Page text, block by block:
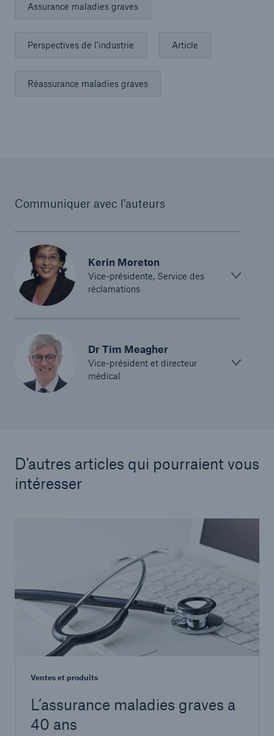
Assurance maladies graves
Perspectives de l’industrie Article
Réassurance maladies graves
Communiquer avec l’auteurs
Kerin Moreton
Vice-présidente, Service des
réclamations
Dr Tim Meagher
Vice-président et directeur
médical
D'autres articles qui pourraient vous
intéresser
Ventes et produits
L’assurance maladies graves a
40 ans